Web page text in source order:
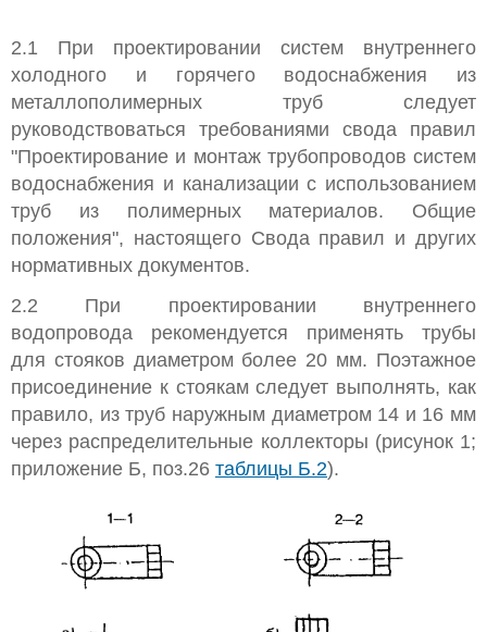
2.1 При проектировании систем внутреннего
холодного и горячего водоснабжения из
металлополимерных труб следует
руководствоваться требованиями свода правил
"Проектирование и монтаж трубопроводов систем
водоснабжения и канализации с использованием
труб из полимерных материалов. Общие
положения", настоящего Свода правил и других
нормативных документов.
2.2 При проектировании внутреннего
водопровода рекомендуется применять трубы
для стояков диаметром более 20 мм. Поэтажное
присоединение к стоякам следует выполнять, как
правило, из труб наружным диаметром 14 и 16 мм
через распределительные коллекторы (рисунок 1;
приложение Б, поз.26 таблицы Б.2).